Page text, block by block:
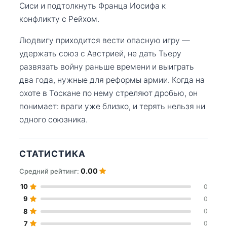
Сиси и подтолкнуть Франца Иосифа к
конфликту с Рейхом.
Людвигу приходится вести опасную игру —
удержать союз с Австрией, не дать Тьеру
развязать войну раньше времени и выиграть
два года, нужные для реформы армии. Когда на
охоте в Тоскане по нему стреляют дробью, он
понимает: враги уже близко, и терять нельзя ни
одного союзника.
СТАТИСТИКА
Средний рейтинг: 0.00
10 0
9 0
8 0
7 0